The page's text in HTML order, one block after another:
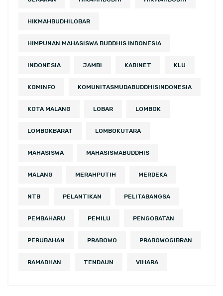
HIKMAHBUDHILOBAR
HIMPUNAN MAHASISWA BUDDHIS INDONESIA
INDONESIA JAMBI KABINET KLU
KOMINFO KOMUNITASMUDABUDDHISINDONESIA
KOTA MALANG LOBAR LOMBOK
LOMBOKBARAT LOMBOKUTARA
MAHASISWA MAHASISWABUDDHIS
MALANG MERAHPUTIH MERDEKA
NTB PELANTIKAN PELITABANGSA
PEMBAHARU PEMILU PENGOBATAN
PERUBAHAN PRABOWO PRABOWOGIBRAN
RAMADHAN TENDAUN VIHARA